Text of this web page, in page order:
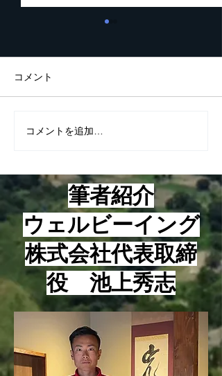
こんにちは！ 最近、つくづ
心構えにあるように感じてい
ないと上手くいかないのも事
実です。 という訳で、本日
は起業家が知っておくべき５
つの数字についてお話をさせ
て頂きます。 まず、基本的
な考え方についてお話をさせ
て頂きますが、最近は様々な
指標やビジネス用語が使われ
るようになっていますが、そ
コメント
コメントを追加…
筆者紹介
​ウェルビーイング
株式会社代表取締
役 池上秀志